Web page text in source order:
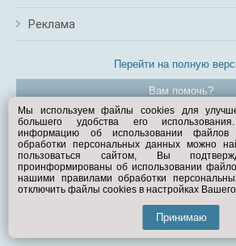
Реклама
Перейти на полную
Вам помочь?
© Exist.ru 1998—2026
Мы используем файлы cookies для
большего удобства его
информацию об использовании
обработки персональных данных можно
пользоваться сайтом, Вы
проинформированы об использовании
нашими правилами обработки
отключить файлы cookies в настройках
Принимаю